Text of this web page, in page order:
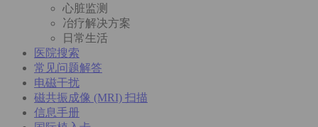
心脏监测
冶疗解决方案
日常生活
医院搜索
常见问题解答
电磁干扰
磁共振成像 (MRI) 扫描
信息手册